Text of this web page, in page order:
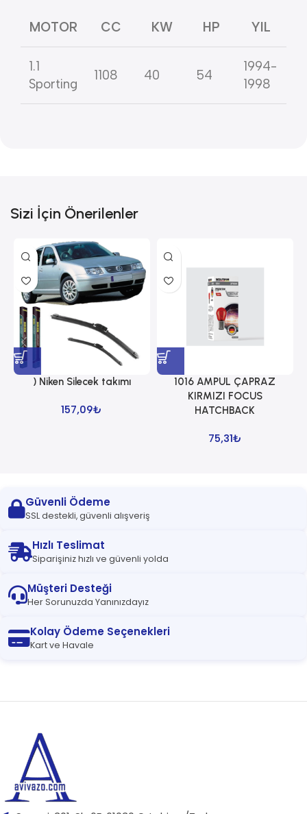
MOTOR CC KW HP YIL
1.1
Sporting
1108 40 54
1994-
1998
Sizi İçin Önerilenler
) Niken Silecek takımı
157,09₺
1016 AMPUL ÇAPRAZ
KIRMIZI FOCUS
HATCHBACK
75,31₺
Güvenli Ödeme
SSL destekli, güvenli alışveriş
Hızlı Teslimat
Siparişiniz hızlı ve güvenli yolda
Müşteri Desteği
Her Sorunuzda Yanınızdayız
Kolay Ödeme Seçenekleri
Kart ve Havale